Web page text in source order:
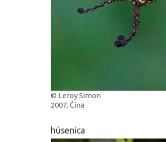
© Leroy Simon
2007, Čína
húsenica